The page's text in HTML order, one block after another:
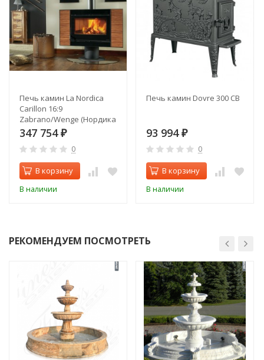
Печь камин La Nordica
Carillon 16:9
Zabrano/Wenge (Нордика
Кариллон 16:9 Забрано/
Венге)
347 754 ₽
0
В корзину
В наличии
Печь камин Dovre 300 CB
93 994 ₽
0
В корзину
В наличии
РЕКОМЕНДУЕМ ПОСМОТРЕТЬ